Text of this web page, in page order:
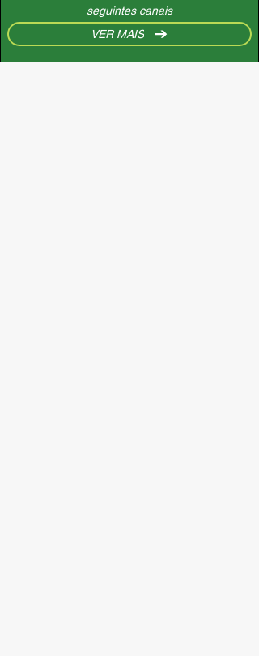
seguintes canais
VER MAIS